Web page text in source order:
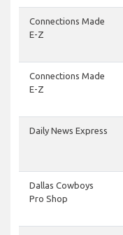
Connections Made
E-Z
Connections Made
E-Z
Daily News Express
Dallas Cowboys
Pro Shop